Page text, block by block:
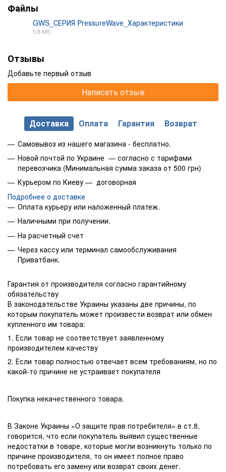
Файлы
GWS_СЕРИЯ PressureWave_Характеристики
0.8 МБ
Отзывы
Добавьте первый отзыв
Написать отзыв
Доставка Оплата Гарантия Возврат
Самовывоз из нашего магазина - бесплатно.
Новой почтой по Украине — согласно с тарифами
перевозчика (Минимальная сумма заказа от 500 грн)
Курьером по Киеву — договорная
Подробнее о доставке
Оплата курьеру или наложенный платеж.
Наличными при получении.
На расчетный счет
Через кассу или терминал самообслуживания
Приватбанк.
Гарантия от производителя согласно гарантийному
обязательству
В законодательстве Украины указаны две причины, по
которым покупатель может произвести возврат или обмен
купленного им товара:
1. Если товар не соответствует заявленному
производителем качеству
2. Если товар полностью отвечает всем требованиям, но по
какой-то причине не устраивает покупателя
Покупка некачественного товара.
В Законе Украины «О защите прав потребителя» в ст.8,
говорится, что если покупатель выявил существенные
недостатки в товаре, которые могли возникнуть только по
причине производителя, то он имеет полное право
потребовать его замену или возврат своих денег.